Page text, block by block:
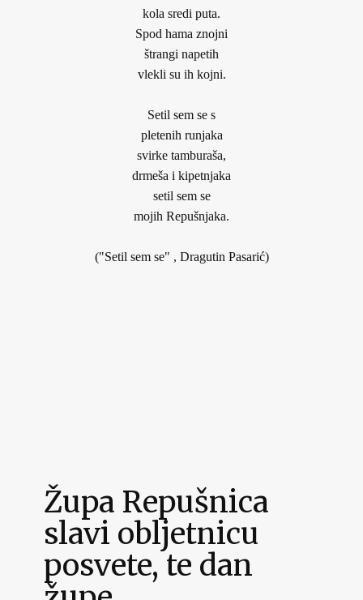
kola sredi puta.
Spod hama znojni
štrangi napetih
vlekli su ih kojni.
Setil sem se s
pletenih runjaka
svirke tamburaša,
drmeša i kipetnjaka
setil sem se
mojih Repušnjaka.
("Setil sem se" , Dragutin Pasarić)
Župa Repušnica
slavi obljetnicu
posvete, te dan